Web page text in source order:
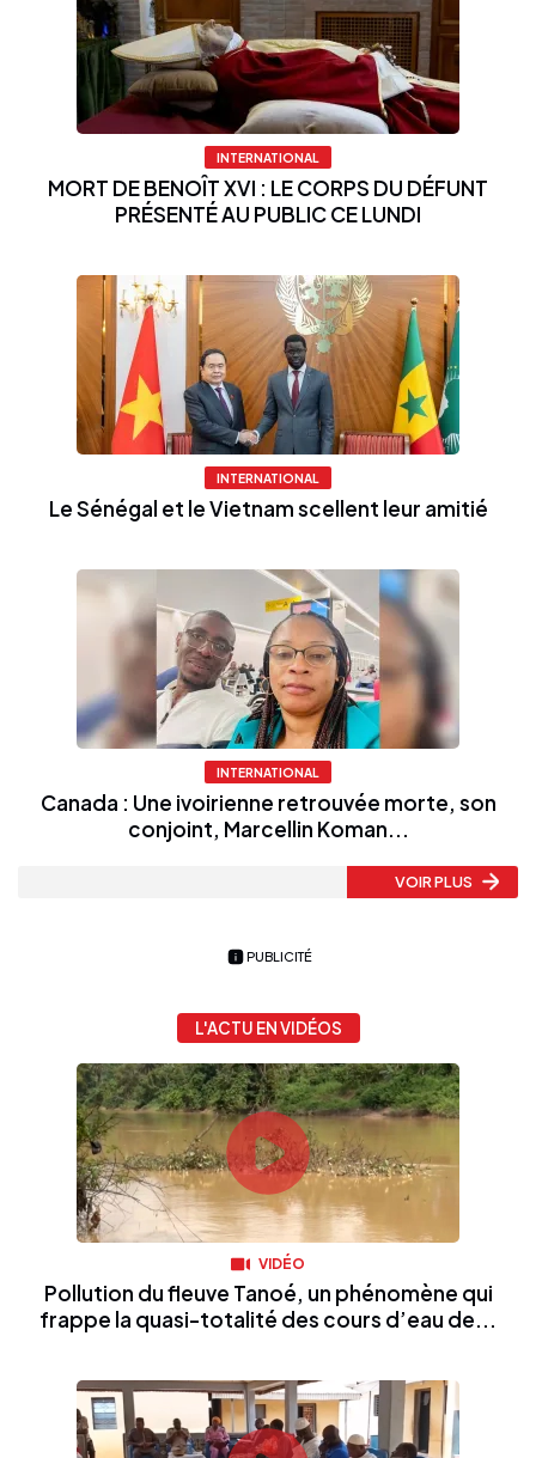
INTERNATIONAL
MORT DE BENOÎT XVI : LE CORPS DU DÉFUNT
PRÉSENTÉ AU PUBLIC CE LUNDI
INTERNATIONAL
Le Sénégal et le Vietnam scellent leur amitié
INTERNATIONAL
Canada : Une ivoirienne retrouvée morte, son
conjoint, Marcellin Koman...
VOIR PLUS
PUBLICITÉ
L'ACTU EN VIDÉOS
VIDÉO
Pollution du fleuve Tanoé, un phénomène qui
frappe la quasi-totalité des cours d’eau de...